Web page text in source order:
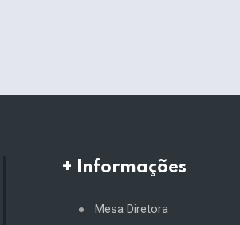
+ Informações
Mesa Diretora